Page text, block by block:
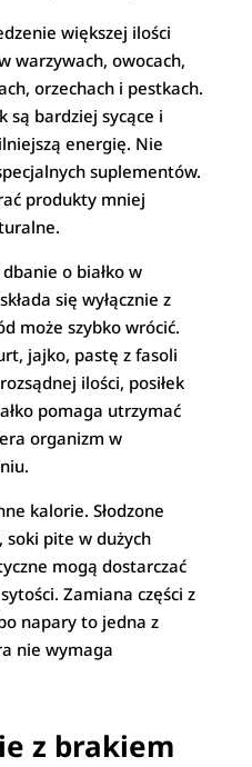
większej ilości
warzywach, owocach,
orzechach i pestkach.
są bardziej sycące i
energię. Nie
suplementów.
produkty mniej
o białko w
się wyłącznie z
może szybko wrócić.
jajko, pastę z fasoli
ilości, posiłek
pomaga utrzymać
organizm w
kalorie. Słodzone
soki pite w dużych
mogą dostarczać
Zamiana części z
napary to jedna z
nie wymaga
z brakiem